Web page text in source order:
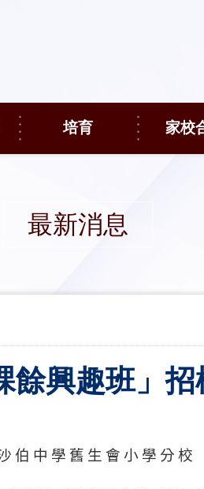
培育 家校
最新消息
餘興趣班」招
伯中學舊生會小學分校